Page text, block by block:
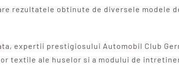
rezultatele obtinute de diversele modele
expertii prestigiosului Automobil Club
ale huselor si a modului de